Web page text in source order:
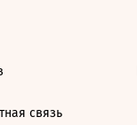
связь